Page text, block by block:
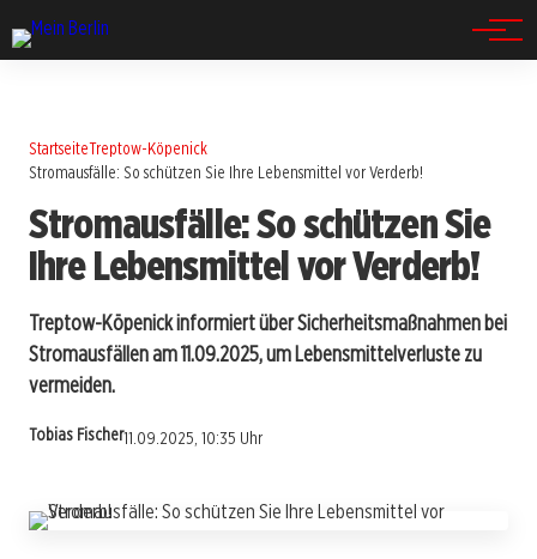
StartseiteTreptow-Köpenick
Stromausfälle: So schützen Sie Ihre Lebensmittel vor Verderb!
Stromausfälle: So schützen Sie
Ihre Lebensmittel vor Verderb!
Treptow-Köpenick informiert über Sicherheitsmaßnahmen bei
Stromausfällen am 11.09.2025, um Lebensmittelverluste zu
vermeiden.
Tobias Fischer11.09.2025, 10:35 Uhr